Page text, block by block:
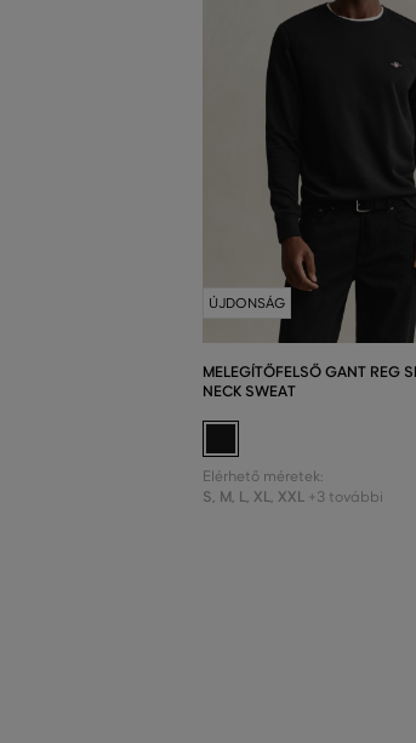
ÚJDONSÁG
MELEGÍTŐFELSŐ GANT REG
NECK SWEAT
Elérhető méretek:
S, M, L, XL, XXL +3 további